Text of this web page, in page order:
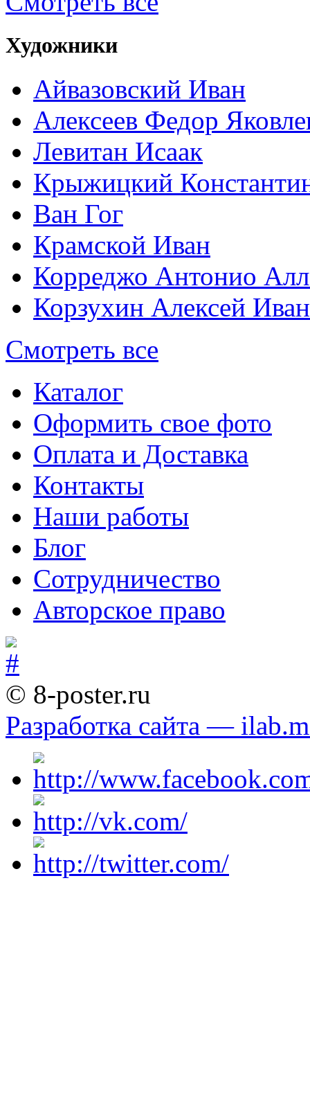
Художники
Айвазовский Иван
Алексеев Федор
Левитан Исаак
Крыжицкий
Ван Гог
Крамской Иван
Корреджо Антонио
Корзухин Алексей
Смотреть все
Каталог
Оформить свое фото
Оплата и Доставка
Контакты
Наши работы
Блог
Сотрудничество
Авторское право
© 8-poster.ru
Разработка сайта —